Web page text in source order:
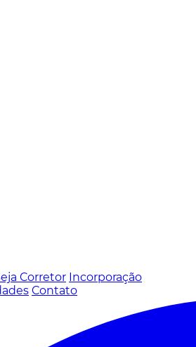
Corretor Incorporação
Contato